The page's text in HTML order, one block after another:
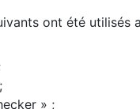
ont été utilisés
» ;